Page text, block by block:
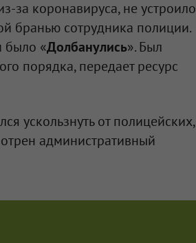
за коронавируса, не устроило
бранью сотрудника полиции.
было «Долбанулись». Был
порядка, передает ресурс
ускользнуть от полицейских,
административный